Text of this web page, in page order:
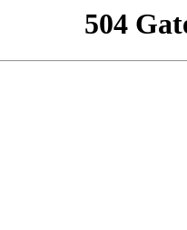
504